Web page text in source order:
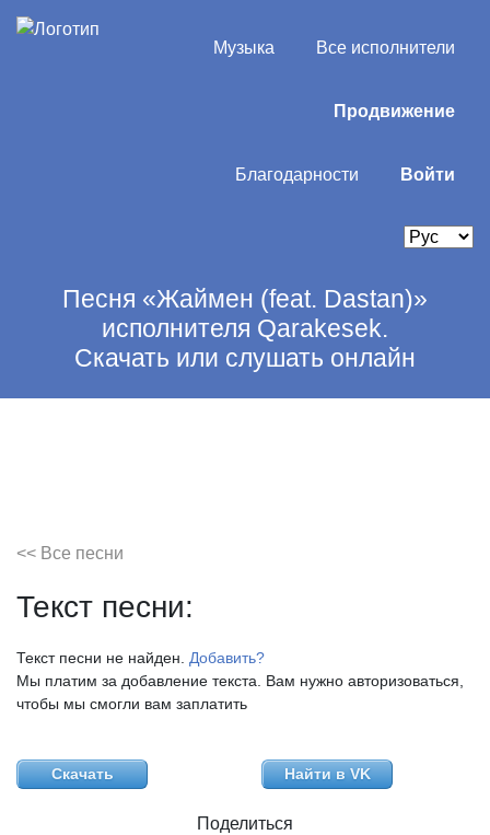
Музыка Все исполнители
Продвижение
Благодарности Войти
Песня «Жаймен (feat. Dastan)»
исполнителя Qarakesek.
Скачать или слушать онлайн
<< Все песни
Текст песни:
Текст песни не найден. Добавить?
Мы платим за добавление текста. Вам нужно авторизоваться,
чтобы мы смогли вам заплатить
Скачать Найти в VK
Поделиться